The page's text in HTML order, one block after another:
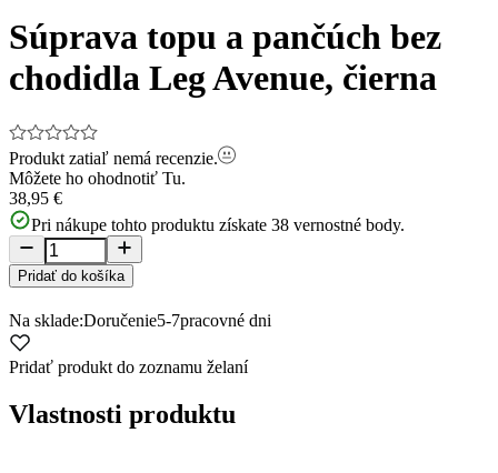
of
2
Súprava topu a pančúch bez
chodidla Leg Avenue, čierna
Produkt zatiaľ nemá recenzie.
Môžete ho ohodnotiť Tu.
38,95 €
Pri nákupe tohto produktu získate 38 vernostné body.
Pridať do košíka
Na sklade:Doručenie5-7pracovné dni
Pridať produkt do zoznamu želaní
Vlastnosti produktu